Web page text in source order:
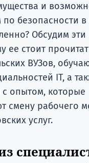
и
безопасности в
Обсудим
ее стоит
ВУЗов,
IT, а
с опытом, которые
смену рабочего
услуг.